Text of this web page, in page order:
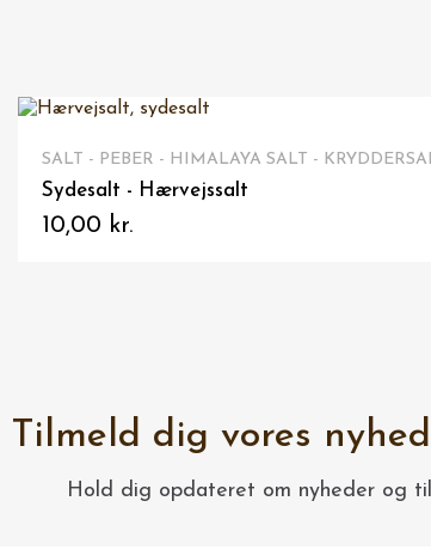
VIS HER
SALT - PEBER - HIMALAYA SALT -
Sydesalt med brændenælde og hvidløg
58,00 kr.
Tilmeld dig vores
Hold dig opdateret om nyheder og